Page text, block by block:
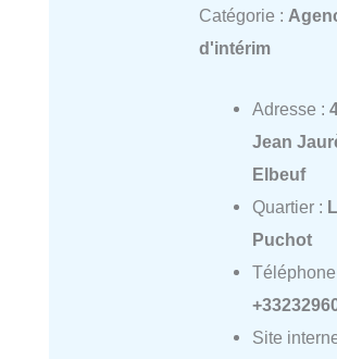
Catégorie :
d'intérim
Adresse :
Jean
Elbeuf
Quartier :
Puchot
Téléphone
Site